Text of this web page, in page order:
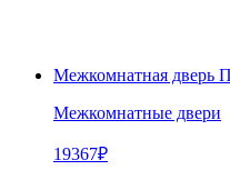
Межкомнатная дверь
Межкомнатные двери
19367₽